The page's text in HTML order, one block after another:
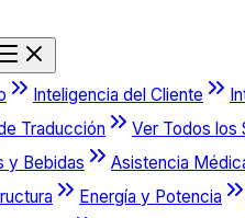
Inteligencia del Cliente
Traducción
Ver Todos los
y Bebidas Asistencia
Energía y Potencia